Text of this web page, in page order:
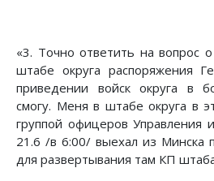
«3. Точно ответить на вопрос
штабе округа распоряжения
приведении войск округа в
смогу. Меня в штабе округа в
группой офицеров Управления
21.6 /в 6:00/ выехал из Минска
для развертывания там КП